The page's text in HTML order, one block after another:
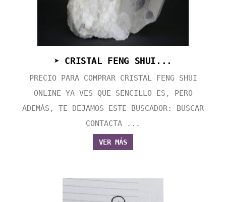
➤ CRISTAL FENG SHUI...
PRECIO PARA COMPRAR CRISTAL FENG SHUI
ONLINE YA VES QUE SENCILLO ES, PERO
ADEMÁS, TE DEJAMOS ESTE BUSCADOR: BUSCAR
CONTACTA ...
VER MÁS